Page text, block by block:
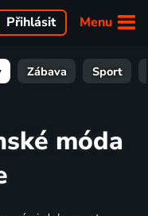
Menu
Přihlásit
Zábava Sport
móda